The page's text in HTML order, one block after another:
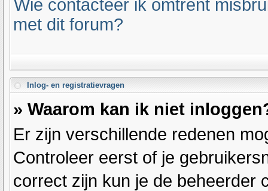
Wie contacteer ik omtrent
met dit forum?
Inlog- en registratievragen
» Waarom kan ik niet
Er zijn verschillende redenen
Controleer eerst of je
correct zijn kun je de beheerder